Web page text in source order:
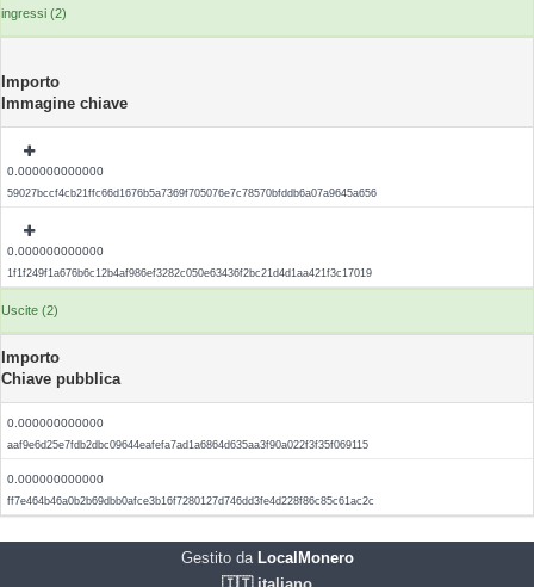
ingressi (2)
Importo
Immagine chiave
0.000000000000
59027bccf4cb21ffc66d1676b5a7369f705076e7c78570bfddb6a07a9645a656
0.000000000000
1f1f249f1a676b6c12b4af986ef3282c050e63436f2bc21d4d1aa421f3c17019
Uscite (2)
Importo
Chiave pubblica
0.000000000000
aaf9e6d25e7fdb2dbc09644eafefa7ad1a6864d635aa3f90a022f3f35f069115
0.000000000000
ff7e464b46a0b2b69dbb0afce3b16f7280127d746dd3fe4d228f86c85c61ac2c
Gestito daLocalMonero